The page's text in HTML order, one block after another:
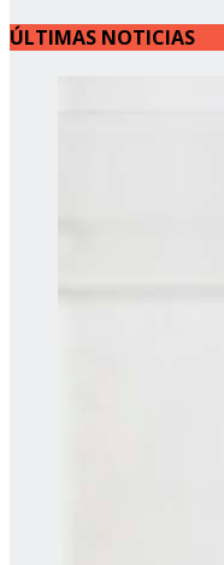
ÚLTIMAS NOTICIAS